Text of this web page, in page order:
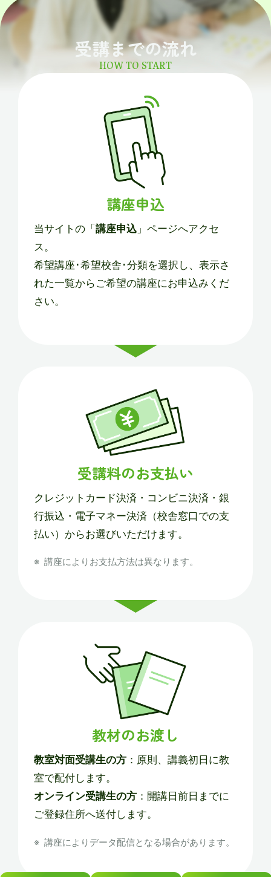
受講までの流れ
HOW TO START
講座申込
当サイトの「講座申込」ページへアクセ
ス。
希望講座･希望校舎･分類を選択し、表示さ
れた一覧からご希望の講座にお申込みくだ
さい。
受講料のお支払い
クレジットカード決済・コンビニ決済・銀
行振込・電子マネー決済（校舎窓口での支
払い）からお選びいただけます。
講座によりお支払方法は異なります。
教材のお渡し
教室対面受講生の方：原則、講義初日に教
室で配付します。
オンライン受講生の方：開講日前日までに
ご登録住所へ送付します。
講座によりデータ配信となる場合があります。